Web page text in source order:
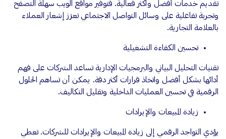
تقديم خدمات أفضل وأكثر فعالية. فتوفير مواقع الويب سهلة التصفح
وتجربة تفاعلية على وسائل التواصل الاجتماعي تعزز إشعار العملاء
بالعلامة التجارية.
تحسين الكفاءة التشغيلية
تقنيات التحليل البياني والبرمجيات الإدارية تساعد الشركات على فهم
أدائها بشكل أفضل واتخاذ قرارات أكثر دقة. يمكن أن تساهم الحلول
الرقمية في تحسين العمليات الداخلية وتقليل التكاليف.
زيادة المبيعات والإيرادات
يؤدي التواجد الرقمي إلى زيادة المبيعات والإيرادات للشركات. تعطي